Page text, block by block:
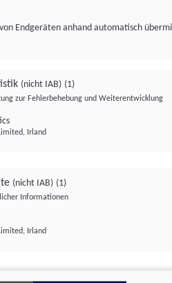
Endgeräten anhand automatisch
(nicht IAB) (1)
zur Fehlerbehebung und Weiterentwicklung
Irland
(nicht IAB) (1)
Informationen
Irland